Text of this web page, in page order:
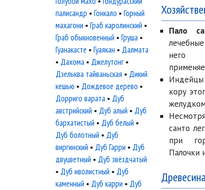
Пало
него
Индейцы
кору
санто
при
Палочки
Древесина
палисандр ▪Гонкало ▪Горный
махагони ▪Граб каролинский ▪
Граб обыкновенный ▪Груша ▪
Гуанакасте ▪Гуаякан ▪ Далмата
▪ Дахома ▪ Джелутонг ▪
Дзельква тайваньская ▪ Дикий
кешью ▪ Дождевое дерево ▪
Дорриго варата ▪ Дуб
австрийский ▪ Дуб алый ▪ Дуб
бархатистый ▪ Дуб белый ▪
Дуб болотный ▪ Дуб
виргинский ▪ Дуб Гарри ▪ Дуб
двуцветный ▪ Дуб звёздчатый
▪ Дуб иволистный ▪ Дуб
каменный ▪ Дуб карри ▪ Дуб